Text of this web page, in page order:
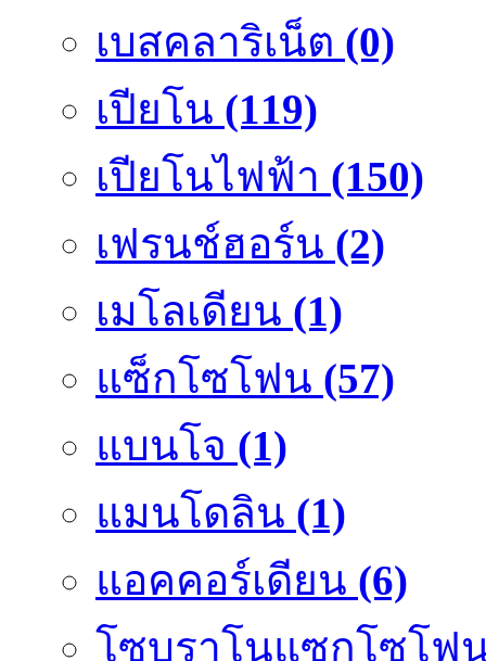
เบสคลาริเน็ต (0)
เปียโน (119)
เปียโนไฟฟ้า (150)
เฟรนช์ฮอร์น (2)
เมโลเดียน (1)
แซ็กโซโฟน (57)
แบนโจ (1)
แมนโดลิน (1)
แอคคอร์เดียน (6)
โซบราโนแซกโซโฟ